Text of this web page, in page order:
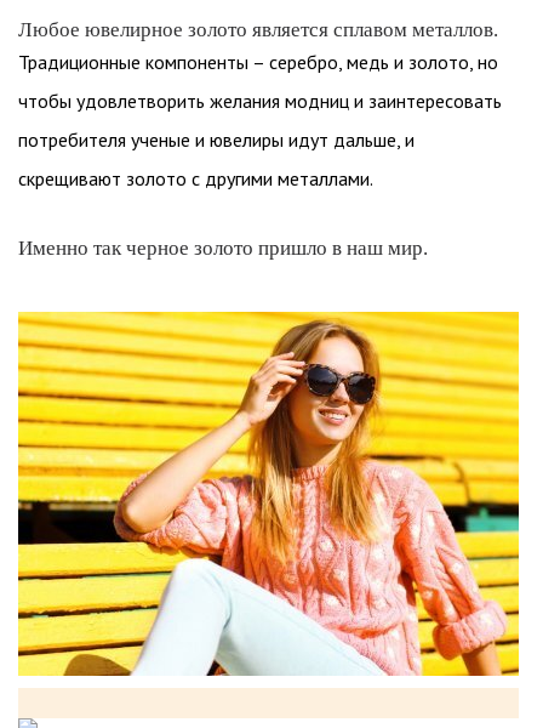
Любое ювелирное золото является сплавом металлов.
Традиционные компоненты – серебро, медь и золото, но
чтобы удовлетворить желания модниц и заинтересовать
потребителя ученые и ювелиры идут дальше, и
скрещивают золото с другими металлами.
Именно так черное золото пришло в наш мир.